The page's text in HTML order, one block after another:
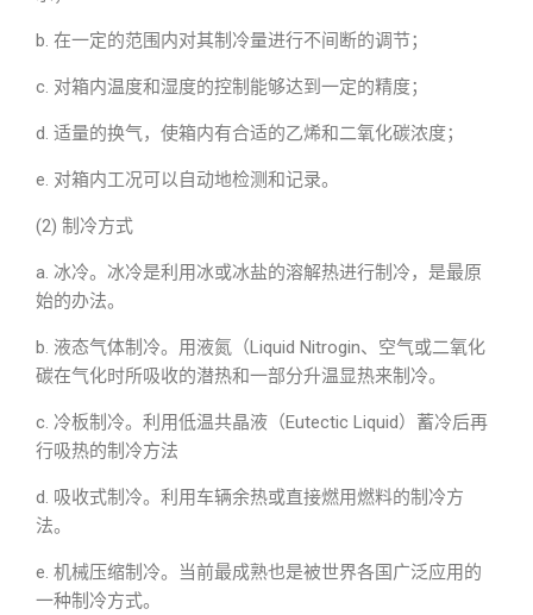
b. 在一定的范围内对其制冷量进行不间断的调节；
c. 对箱内温度和湿度的控制能够达到一定的精度；
d. 适量的换气，使箱内有合适的乙烯和二氧化碳浓度；
e. 对箱内工况可以自动地检测和记录。
(2) 制冷方式
a. 冰冷。冰冷是利用冰或冰盐的溶解热进行制冷，是最原
始的办法。
b. 液态气体制冷。用液氮（Liquid Nitrogin、空气或二氧化
碳在气化时所吸收的潜热和一部分升温显热来制冷。
c. 冷板制冷。利用低温共晶液（Eutectic Liquid）蓄冷后再
行吸热的制冷方法
d. 吸收式制冷。利用车辆余热或直接燃用燃料的制冷方
法。
e. 机械压缩制冷。当前最成熟也是被世界各国广泛应用的
一种制冷方式。